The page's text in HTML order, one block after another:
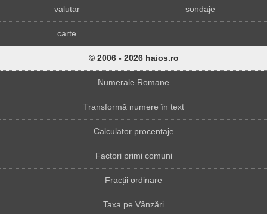
valutar sondaje
carte
© 2006 - 2026 haios.ro
Numerale Romane
Transformă numere în text
Calculator procentaje
Factori primi comuni
Fracții ordinare
Taxa pe Vânzări